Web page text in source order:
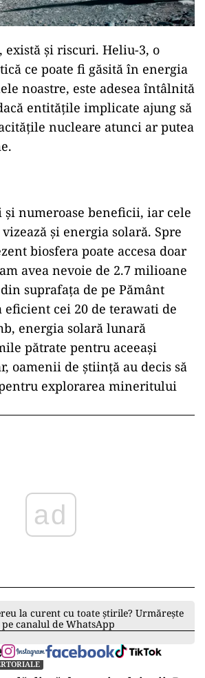
există și riscuri. Heliu-3, o
ce poate fi găsită în energia
noastre, este adesea întâlnită
entitățile implicate ajung să
nucleare atunci ar putea
și numeroase beneficii, iar cele
și energia solară. Spre
biosfera poate accesa doar
avea nevoie de 2.7 milioane
suprafața de pe Pământ
eficient cei 20 de terawati de
energia solară lunară
pătrate pentru aceeași
oamenii de știință au decis să
explorarea mineritului
ad
la curent cu toate știrile? Urmărește
canalul de WhatsApp